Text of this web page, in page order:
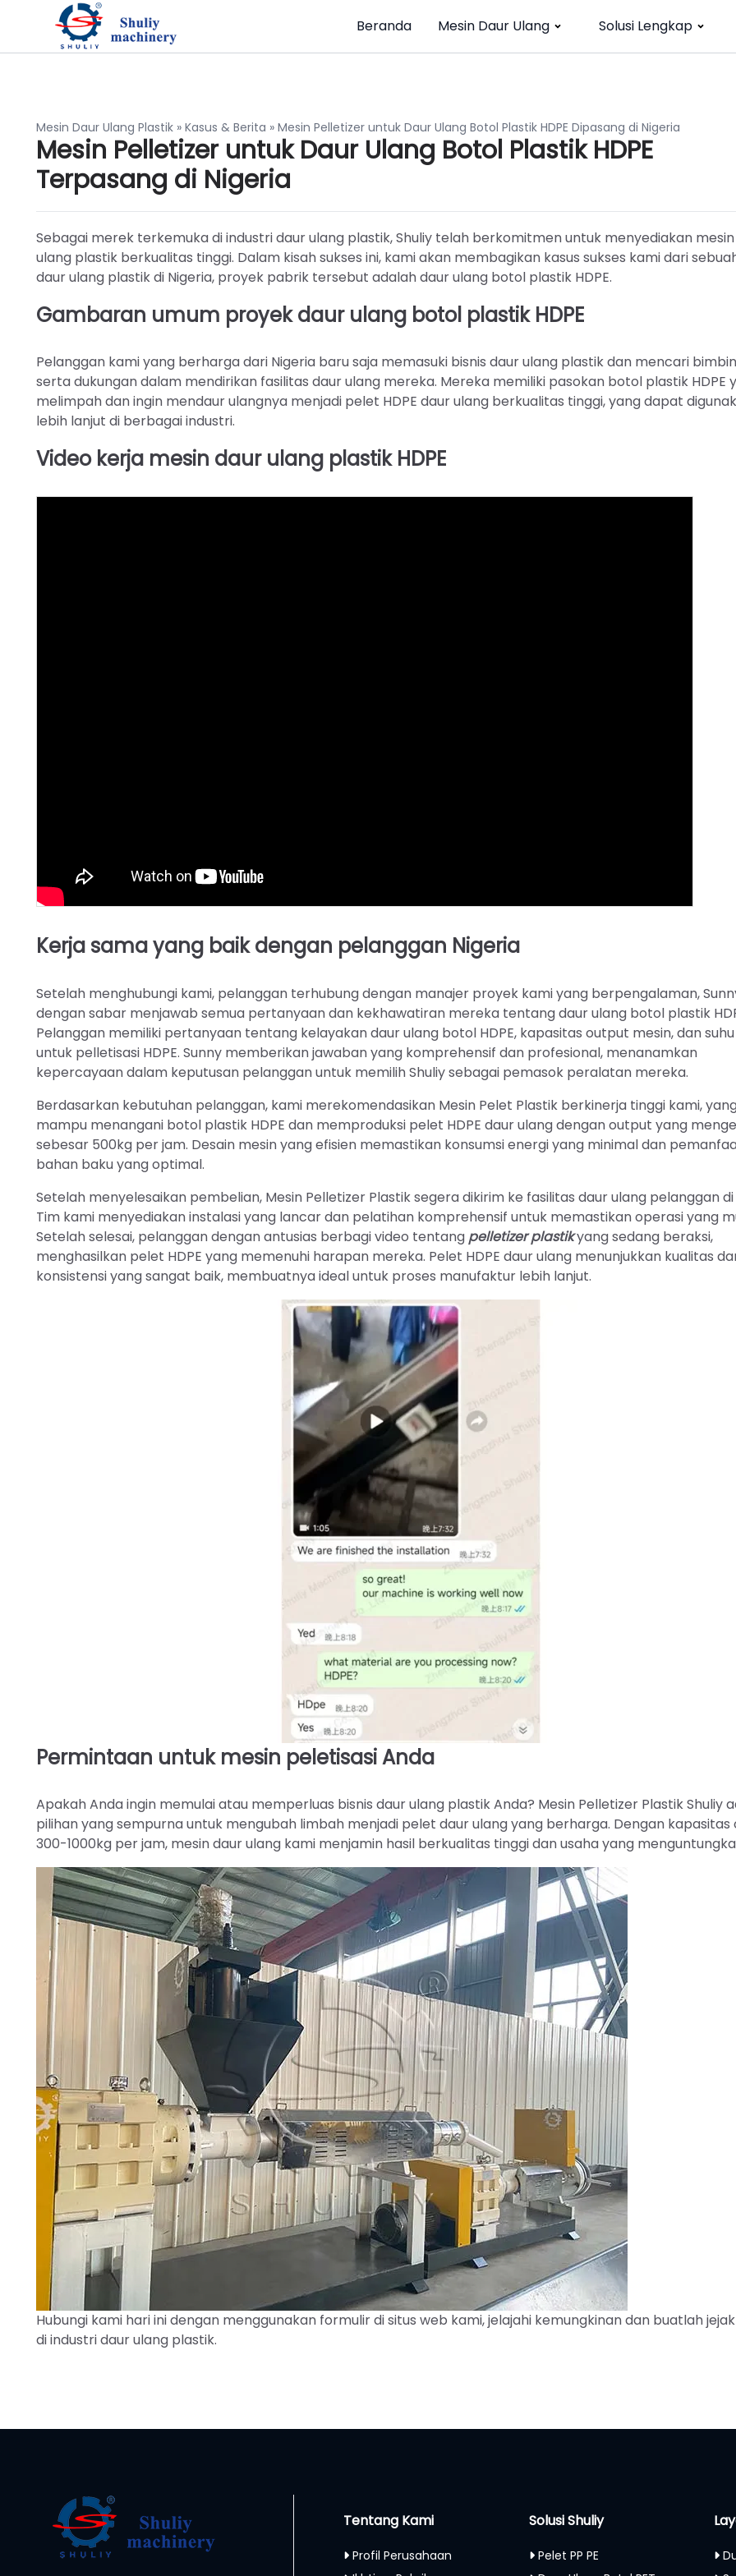
Beranda Mesin Daur Ulang Solusi Lengkap
Mesin Daur Ulang Plastik » Kasus & Berita » Mesin Pelletizer untuk Daur Ulang Botol Plastik HDPE Dipasang di Nigeria
Mesin Pelletizer untuk Daur Ulang Botol Plastik HDPE
Terpasang di Nigeria
Sebagai merek terkemuka di industri daur ulang plastik, Shuliy telah berkomitmen untuk menyediakan
ulang plastik berkualitas tinggi. Dalam kisah sukses ini, kami akan membagikan kasus sukses kami dari
daur ulang plastik di Nigeria, proyek pabrik tersebut adalah daur ulang botol plastik HDPE.
Gambaran umum proyek daur ulang botol plastik HDPE
Pelanggan kami yang berharga dari Nigeria baru saja memasuki bisnis daur ulang plastik dan mencari
serta dukungan dalam mendirikan fasilitas daur ulang mereka. Mereka memiliki pasokan botol plastik HDPE
melimpah dan ingin mendaur ulangnya menjadi pelet HDPE daur ulang berkualitas tinggi, yang dapat
lebih lanjut di berbagai industri.
Video kerja mesin daur ulang plastik HDPE
Kerja sama yang baik dengan pelanggan Nigeria
Setelah menghubungi kami, pelanggan terhubung dengan manajer proyek kami yang berpengalaman,
dengan sabar menjawab semua pertanyaan dan kekhawatiran mereka tentang daur ulang botol plastik
Pelanggan memiliki pertanyaan tentang kelayakan daur ulang botol HDPE, kapasitas output mesin, dan
untuk pelletisasi HDPE. Sunny memberikan jawaban yang komprehensif dan profesional, menanamkan
kepercayaan dalam keputusan pelanggan untuk memilih Shuliy sebagai pemasok peralatan mereka.
Berdasarkan kebutuhan pelanggan, kami merekomendasikan Mesin Pelet Plastik berkinerja tinggi kami,
mampu menangani botol plastik HDPE dan memproduksi pelet HDPE daur ulang dengan output yang
sebesar 500kg per jam. Desain mesin yang efisien memastikan konsumsi energi yang minimal dan
bahan baku yang optimal.
Setelah menyelesaikan pembelian, Mesin Pelletizer Plastik segera dikirim ke fasilitas daur ulang pelanggan di
Tim kami menyediakan instalasi yang lancar dan pelatihan komprehensif untuk memastikan operasi yang
Setelah selesai, pelanggan dengan antusias berbagi video tentang pelletizer plastikyang sedang beraksi,
menghasilkan pelet HDPE yang memenuhi harapan mereka. Pelet HDPE daur ulang menunjukkan kualitas
konsistensi yang sangat baik, membuatnya ideal untuk proses manufaktur lebih lanjut.
Permintaan untuk mesin peletisasi Anda
Apakah Anda ingin memulai atau memperluas bisnis daur ulang plastik Anda? Mesin Pelletizer Plastik Shuliy
pilihan yang sempurna untuk mengubah limbah menjadi pelet daur ulang yang berharga. Dengan kapasitas
300-1000kg per jam, mesin daur ulang kami menjamin hasil berkualitas tinggi dan usaha yang
Hubungi kami hari ini dengan menggunakan formulir di situs web kami, jelajahi kemungkinan dan buatlah
di industri daur ulang plastik.
Tentang Kami
Profil Perusahaan
Solusi Shuliy
Pelet PP PE